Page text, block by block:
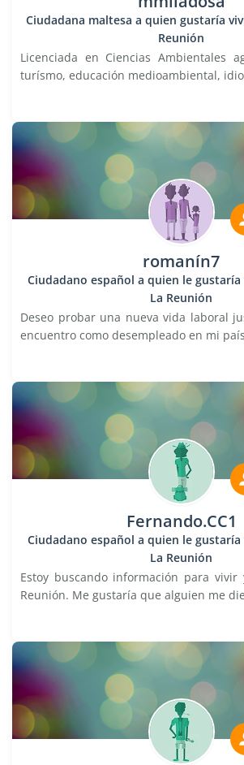
Ciudadana maltesa a quien gustaría
Reunión
Licenciada en Ciencias Ambientales
turísmo, educación medioambiental,
romanín7
Ciudadano español a quien le
La Reunión
Deseo probar una nueva vida laboral
encuentro como desempleado en mi
Fernando.CC1
Ciudadano español a quien le
La Reunión
Estoy buscando información para
Reunión. Me gustaría que alguien me